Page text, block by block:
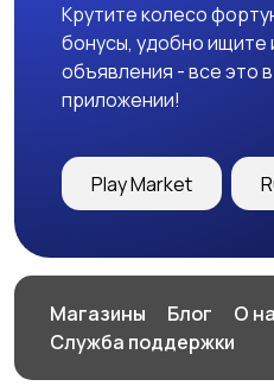
Крутите колесо
бонусы, удобно
объявления - все это
приложении!
Play Market
Магазины Блог О
Служба поддержки